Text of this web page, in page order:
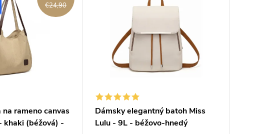
€24,90
rameno canvas
khaki (béžová) -
Dámsky elegantný batoh Miss
Lulu - 9L - béžovo-hnedý